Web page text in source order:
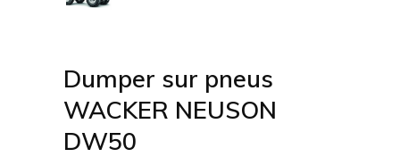
Dumper sur pneus
WACKER NEUSON
DW50